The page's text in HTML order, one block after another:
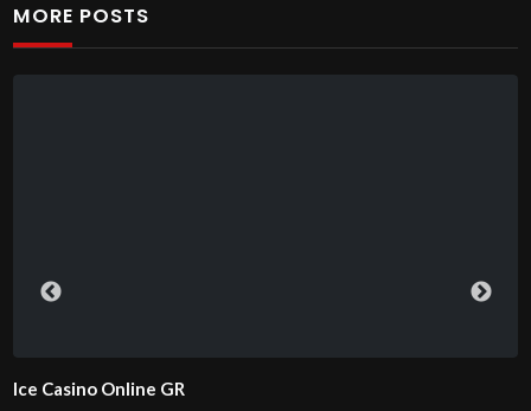
MORE POSTS
Ice Casino Online GR